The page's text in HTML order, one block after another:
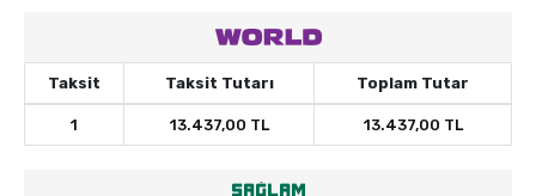
Taksit Taksit Tutarı Toplam Tutar
1 13.437,00 TL 13.437,00 TL